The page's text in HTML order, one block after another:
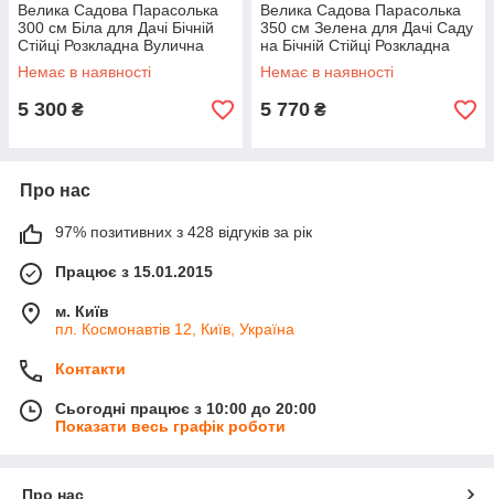
Велика Садова Парасолька
300 см Біла для Дачі Бічній
Стійці Розкладна Вулична
Парасолька 3 м з Нахилом
Funfit Garden White
Немає в наявності
5 300 ₴
Велика Садова Парасолька
350 см Зелена для Дачі Саду
на Бічній Стійці Розкладна
Вулична Парасолька 3.5 м з
Нахилом Jumi YB-HG300GR
Немає в наявності
5 770 ₴
Про нас
97% позитивних з 428 відгуків за рік
Працює з 15.01.2015
м. Київ
пл. Космонавтів 12, Київ, Україна
Контакти
Сьогодні працює з 10:00 до 20:00
Показати весь графік роботи
Про нас